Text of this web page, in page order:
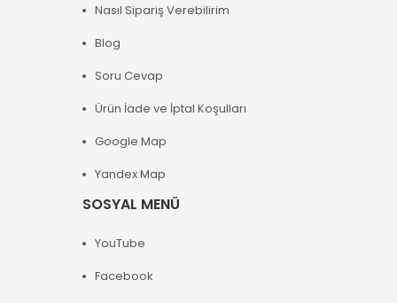
Nasıl Sipariş Verebilirim
Blog
Soru Cevap
Ürün İade ve İptal Koşulları
Google Map
Yandex Map
SOSYAL MENÜ
YouTube
Facebook